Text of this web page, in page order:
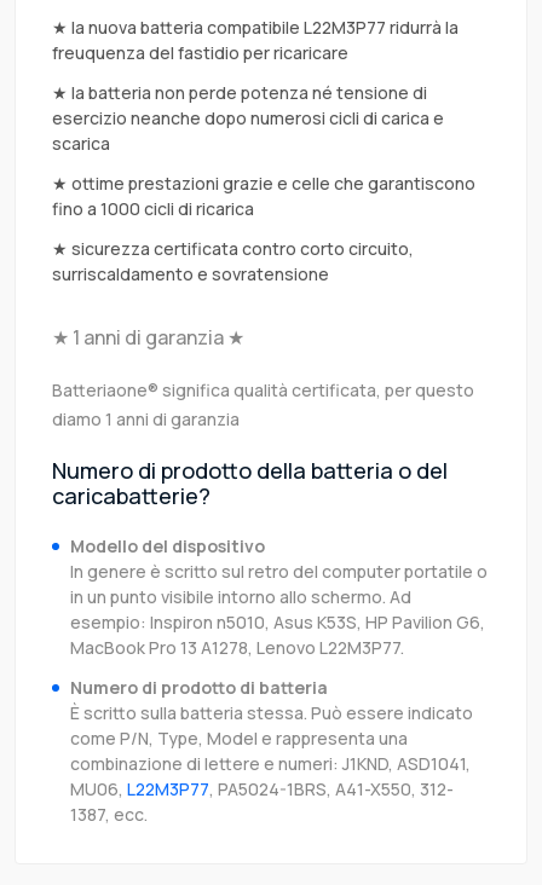
★ la nuova batteria compatibile L22M3P77 ridurrà la
freuquenza del fastidio per ricaricare
★ la batteria non perde potenza né tensione di
esercizio neanche dopo numerosi cicli di carica e
scarica
★ ottime prestazioni grazie e celle che garantiscono
fino a 1000 cicli di ricarica
★ sicurezza certificata contro corto circuito,
surriscaldamento e sovratensione
★ 1 anni di garanzia ★
Batteriaone® significa qualità certificata, per questo
diamo 1 anni di garanzia
Numero di prodotto della batteria o del
caricabatterie?
Modello del dispositivo
In genere è scritto sul retro del computer portatile o
in un punto visibile intorno allo schermo. Ad
esempio: Inspiron n5010, Asus K53S, HP Pavilion G6,
MacBook Pro 13 A1278, Lenovo L22M3P77.
Numero di prodotto di batteria
È scritto sulla batteria stessa. Può essere indicato
come P/N, Type, Model e rappresenta una
combinazione di lettere e numeri: J1KND, ASD1041,
MU06, L22M3P77, PA5024-1BRS, A41-X550, 312-
1387, ecc.